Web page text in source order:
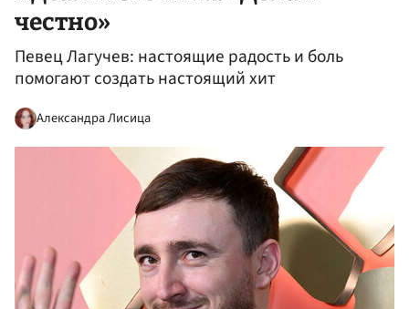
честно»
Певец Лагучев: настоящие радость и боль
помогают создать настоящий хит
Александра Лисица